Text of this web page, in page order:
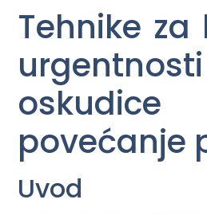
Tehnike za
povećanje
Uvod